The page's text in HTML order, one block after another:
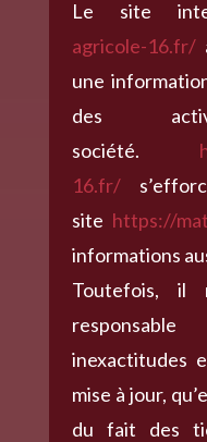
Le site
agricole-16.fr/
une
des
société.
16.fr/
site https://
informations
Toutefois, il
inexactitudes
mise à jour,
du fait des